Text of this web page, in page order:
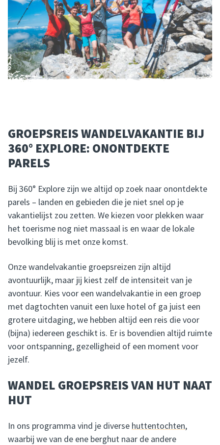
GROEPSREIS WANDELVAKANTIE BIJ
360° EXPLORE: ONONTDEKTE
PARELS
Bij 360° Explore zijn we altijd op zoek naar onontdekte
parels – landen en gebieden die je niet snel op je
vakantielijst zou zetten. We kiezen voor plekken waar
het toerisme nog niet massaal is en waar de lokale
bevolking blij is met onze komst.
Onze wandelvakantie groepsreizen zijn altijd
avontuurlijk, maar jij kiest zelf de intensiteit van je
avontuur. Kies voor een wandelvakantie in een groep
met dagtochten vanuit een luxe hotel of ga juist een
grotere uitdaging, we hebben altijd een reis die voor
(bijna) iedereen geschikt is. Er is bovendien altijd ruimte
voor ontspanning, gezelligheid of een moment voor
jezelf.
WANDEL GROEPSREIS VAN HUT NAAT
HUT
In ons programma vind je diverse huttentochten,
waarbij we van de ene berghut naar de andere